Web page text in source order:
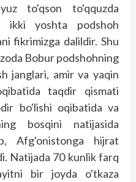
to'qson to'qquzda
ikki yoshta podshoh
fikrimizga dalildir. Shu
Bobur podshohning
janglari, amir va yaqin
taqdir qismati
bo'lishi oqibatida va
bosqini natijasida
Afg'onistonga hijrat
Natijada 70 kunlik farq
bir joyda o'tkaza